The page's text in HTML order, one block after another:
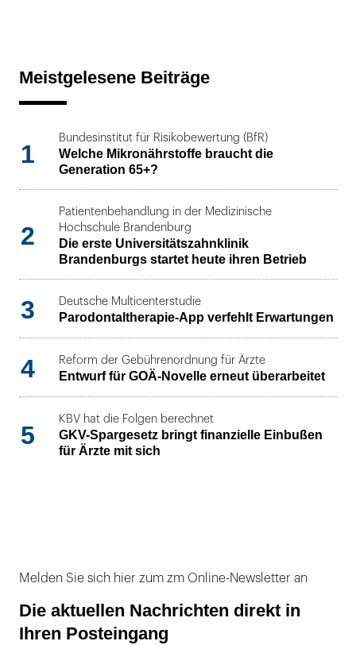
Meistgelesene Beiträge
1
Bundesinstitut für Risikobewertung (BfR)
Welche Mikronährstoffe braucht die
Generation 65+?
2
Patientenbehandlung in der Medizinische
Hochschule Brandenburg
Die erste Universitätszahnklinik
Brandenburgs startet heute ihren Betrieb
3 Deutsche Multicenterstudie
Parodontaltherapie-App verfehlt Erwartungen
4 Reform der Gebührenordnung für Ärzte
Entwurf für GOÄ-Novelle erneut überarbeitet
5
KBV hat die Folgen berechnet
GKV-Spargesetz bringt finanzielle Einbußen
für Ärzte mit sich
Melden Sie sich hier zum zm Online-Newsletter an
Die aktuellen Nachrichten direkt in
Ihren Posteingang